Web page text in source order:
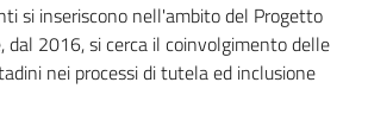
si inseriscono nell'ambito del Progetto
dal 2016, si cerca il coinvolgimento delle
nei processi di tutela ed inclusione